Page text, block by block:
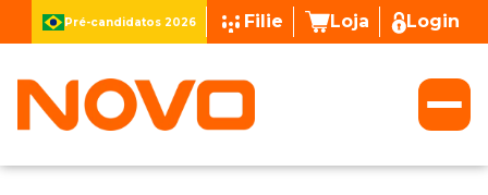
Pré-candidatos 2026 Filie Loja Login